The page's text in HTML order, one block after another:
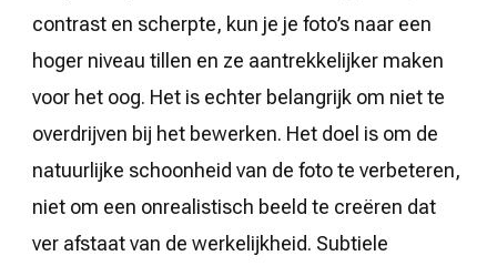
contrast en scherpte, kun je je foto’s naar een
hoger niveau tillen en ze aantrekkelijker maken
voor het oog. Het is echter belangrijk om niet te
overdrijven bij het bewerken. Het doel is om de
natuurlijke schoonheid van de foto te verbeteren,
niet om een onrealistisch beeld te creëren dat
ver afstaat van de werkelijkheid. Subtiele